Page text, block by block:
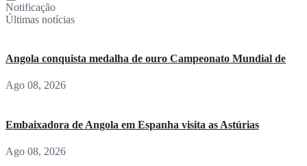
Notificação
Últimas notícias
Angola conquista medalha de ouro Campeonato Mundial de
Ago 08, 2026
Embaixadora de Angola em Espanha visita as Astúrias
Ago 08, 2026